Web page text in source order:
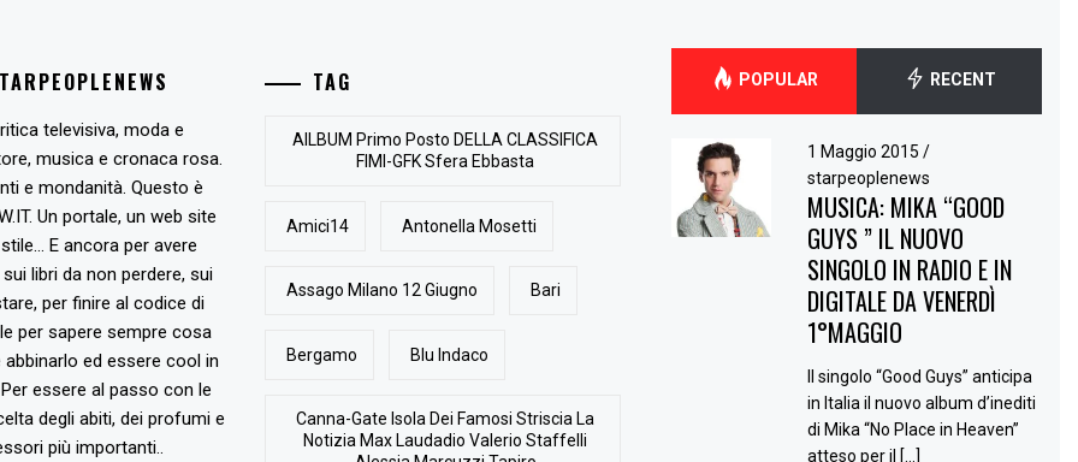
televisiva, moda e
musica e cronaca rosa.
e mondanità. Questo è
Un portale, un web site
E ancora per avere
libri da non perdere, sui
per finire al codice di
per sapere sempre cosa
ed essere cool in
essere al passo con le
degli abiti, dei profumi e
più importanti..
TAG
AlLBUM Primo Posto DELLA CLASSIFICA
FIMI-GFK Sfera Ebbasta
Amici14 Antonella Mosetti
Assago Milano 12 Giugno Bari
Bergamo Blu Indaco
Canna-Gate Isola Dei Famosi Striscia La
Notizia Max Laudadio Valerio Staffelli
POPULAR RECENT
1 Maggio 2015 /
starpeoplenews
MUSICA: MIKA “GOOD
GUYS ” IL NUOVO
SINGOLO IN RADIO E IN
DIGITALE DA VENERDÌ
1°MAGGIO
Il singolo “Good Guys” anticipa
in Italia il nuovo album d’inediti
di Mika “No Place in Heaven”
atteso per il […]